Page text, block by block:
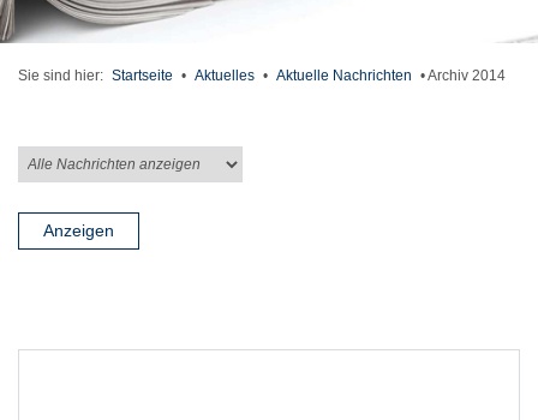
Sie sind hier: Startseite • Aktuelles • Aktuelle Nachrichten •Archiv 2014